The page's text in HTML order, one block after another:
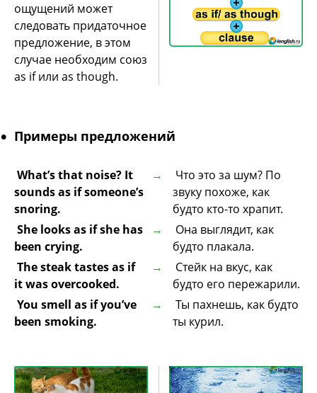
ощущений может
следовать придаточное
предложение, в этом
случае необходим союз
as if или as though.
Примеры предложений
What’s that noise? It
sounds as if someone’s
snoring.
Что это за шум? По
звуку похоже, как
будто кто-то храпит.
She looks as if she has
been crying.
Она выглядит, как
будто плакала.
The steak tastes as if
it was overcooked.
Стейк на вкус, как
будто его пережарили.
You smell as if you’ve
been smoking.
Ты пахнешь, как будто
ты курил.